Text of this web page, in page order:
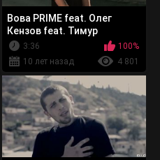
Вова PRIME feat. Олег
Кензов feat. Тимур
TIMBIGFAMILY - Поджигай
3:36
100%
10 лет назад
4 801